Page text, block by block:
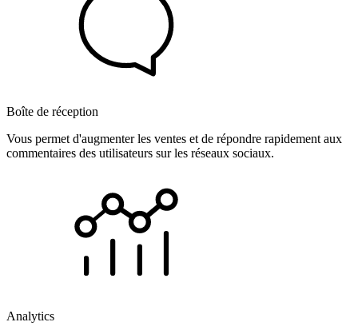
Boîte de réception
Vous permet d'augmenter les ventes et de répondre rapidement aux
commentaires des utilisateurs sur les réseaux sociaux.
Analytics